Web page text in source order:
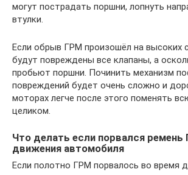
могут пострадать поршни, лопнуть
втулки.
Если обрыв ГРМ произошёл на высоких
будут повреждены все клапаны, а
пробьют поршни. Починить механизм
повреждений будет очень сложно и
моторах легче после этого поменять
целиком.
Что делать если порвался
движения автомобиля
Если полотно ГРМ порвалось во время